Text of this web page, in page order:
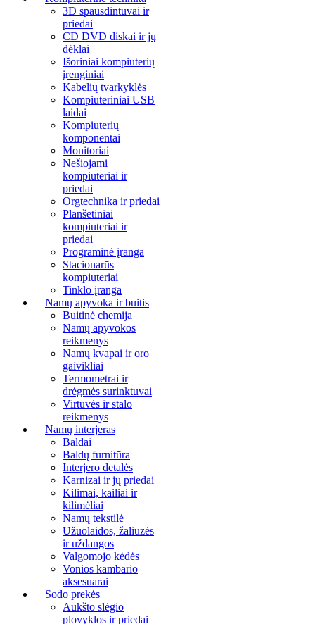
3D spausdintuvai ir
priedai
CD DVD diskai ir jų
dėklai
Išoriniai kompiuterių
įrenginiai
Kabelių tvarkyklės
Kompiuteriniai USB
laidai
Kompiuterių
komponentai
Monitoriai
Nešiojami
kompiuteriai ir
priedai
Orgtechnika ir priedai
Planšetiniai
kompiuteriai ir
priedai
Programinė įranga
Stacionarūs
kompiuteriai
Tinklo įranga
Namų apyvoka ir buitis
Buitinė chemija
Namų apyvokos
reikmenys
Namų kvapai ir oro
gaivikliai
Termometrai ir
drėgmės surinktuvai
Virtuvės ir stalo
reikmenys
Namų interjeras
Baldai
Baldų furnitūra
Interjero detalės
Karnizai ir jų priedai
Kilimai, kailiai ir
kilimėliai
Namų tekstilė
Užuolaidos, žaliuzės
ir uždangos
Valgomojo kėdės
Vonios kambario
aksesuarai
Sodo prekės
Aukšto slėgio
plovyklos ir priedai